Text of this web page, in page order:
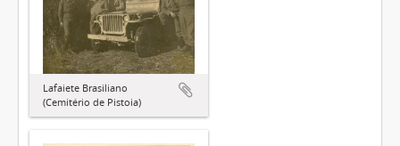
Lafaiete Brasiliano
(Cemitério de Pistoia)